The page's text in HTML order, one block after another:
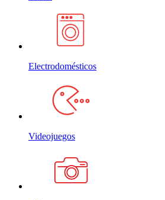
Electrodomésticos
Videojuegos